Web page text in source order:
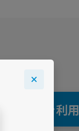
でBGMを利用